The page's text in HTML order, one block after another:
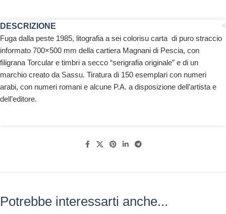
DESCRIZIONE
Fuga dalla peste 1985, litografia a sei colorisu carta di puro straccio
informato 700×500 mm della cartiera Magnani di Pescia, con
filigrana Torcular e timbri a secco “serigrafia originale” e di un
marchio creato da Sassu. Tiratura di 150 esemplari con numeri
arabi, con numeri romani e alcune P.A. a disposizione dell’artista e
dell’editore.
Potrebbe interessarti anche...